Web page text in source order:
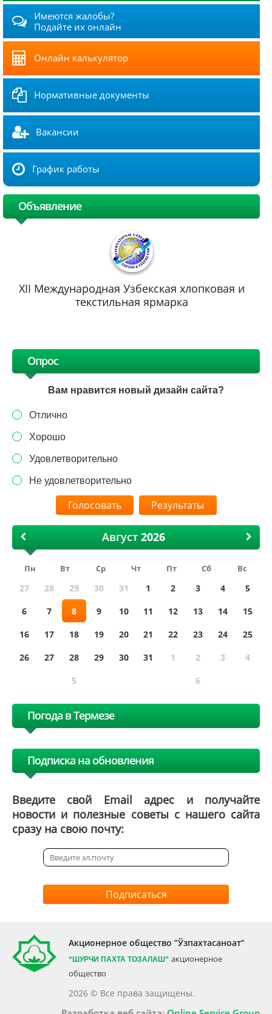
Имеются жалобы?
Подайте их онлайн
Онлайн калькулятор
Нормативные документы
Вакансии
График работы
Объявление
XII Международная Узбекская хлопковая и
текстильная ярмарка
Опрос
Вам нравится новый дизайн сайта?
Отлично
Хорошо
Удовлетворительно
Не удовлетворительно
Результаты
Август
Пн Вт Ср Чт Пт Сб Вс
27 28 29 30 31 1 2 3 4
5
6
7 8 9 10 11 12 13 14
15
16
17 18 19 20 21 22 23 24
25
26
27 28 29 30 31 1 2 3
4
5
6
Погода в Термезе
Подписка на обновления
Введите свой Email адрес и получайте
новости и полезные советы с нашего сайта
сразу на свою почту:
Подписаться
Акционерное общество “Ўзпахтасаноат”
“ШУРЧИ ПАХТА ТОЗАЛАШ” акционерное
общество
2026 © Все права защищены.